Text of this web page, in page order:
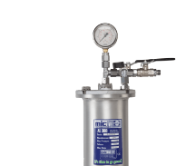
MICFIL AL300